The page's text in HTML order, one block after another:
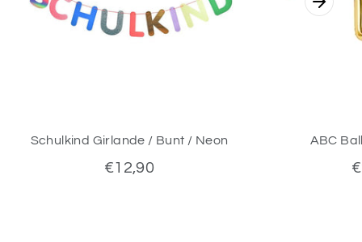
Schulkind Girlande / Bunt / Neon
€12,90
ABC